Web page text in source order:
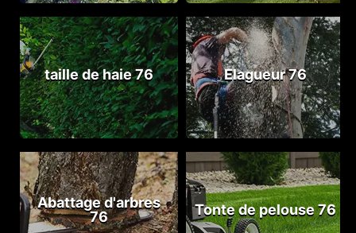
taille de haie 76 Elagueur 76
Abattage d'arbres
76
Tonte de pelouse 76